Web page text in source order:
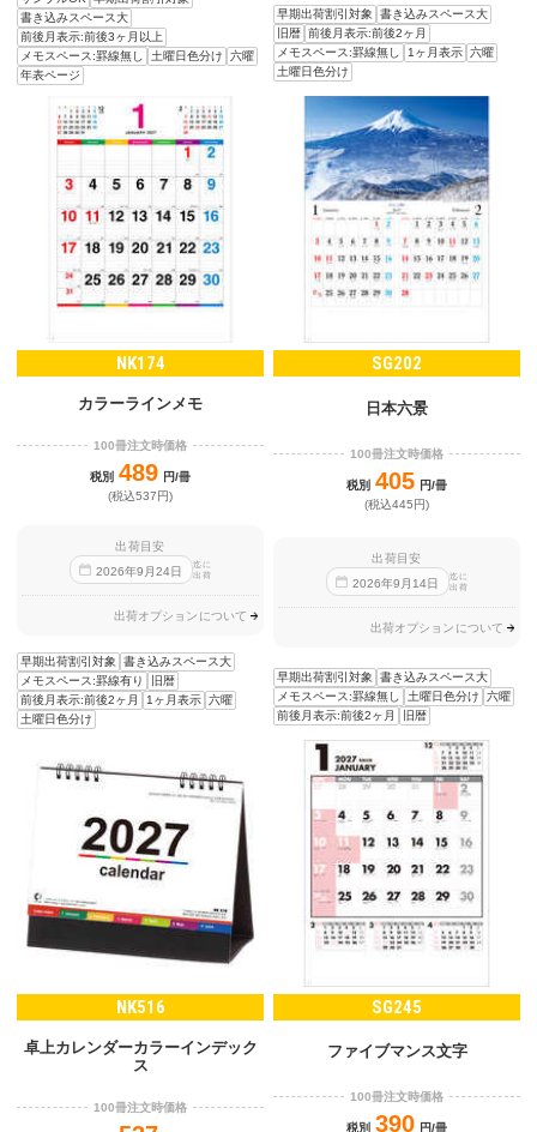
書き込みスペース大
前後月表示:前後3ヶ月以上
メモスペース:罫線無し
土曜日色分け
六曜
年表ページ
早期出荷割引対象
書き込みスペース大
旧暦 前後月表示:前後2ヶ月
メモスペース:罫線無し
1ヶ月表示 六曜
土曜日色分け
NK174
カラーラインメモ
100冊注文時価格
税別 489 円/冊
(税込537円)
出荷目安
2026年9 月24日
迄に
出荷
出荷オプションについて
早期出荷割引対象
書き込みスペース大
メモスペース:罫線有り
旧暦
前後月表示:前後2ヶ月
1ヶ月表示 六曜
土曜日色分け
SG202
日本六景
100冊注文時価格
税別 405 円/冊
(税込445円)
出荷目安
2026年9 月 14日
迄に
出荷
出荷オプションについて
早期出荷割引対象
書き込みスペース大
メモスペース:罫線無し
土曜日色分け
六曜
前後月表示:前後2ヶ月
旧暦
NK516
卓上カレンダーカラーインデック
ス
100冊注文時価格
SG245
ファイブマンス文字
100冊注文時価格
税別 390 円/冊